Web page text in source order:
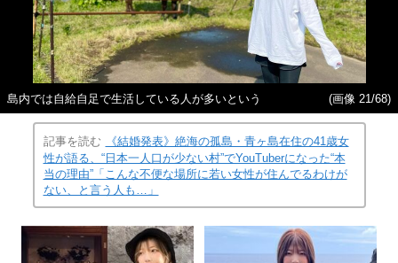
島内では自給自足で生活している人が多いという (画像 21/68)
記事を読む
《結婚発表》絶海の孤島・青ヶ島在住の41歳女
性が語る、“日本一人口が少ない村”でYouTuberになった“本
当の理由”「こんな不便な場所に若い女性が住んでるわけが
ない、と言う人も…」